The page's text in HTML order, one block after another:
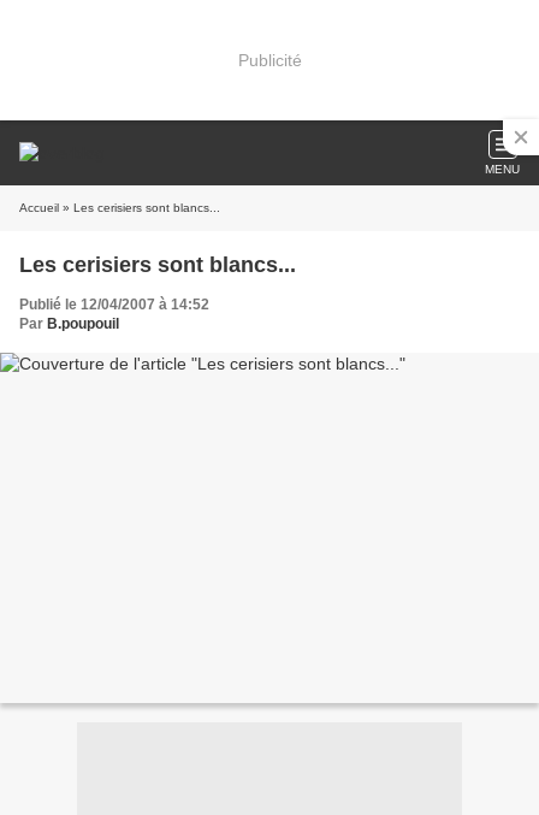
Publicité
MENU
Accueil » Les cerisiers sont blancs...
Les cerisiers sont blancs...
Publié le 12/04/2007 à 14:52
Par B.poupouil